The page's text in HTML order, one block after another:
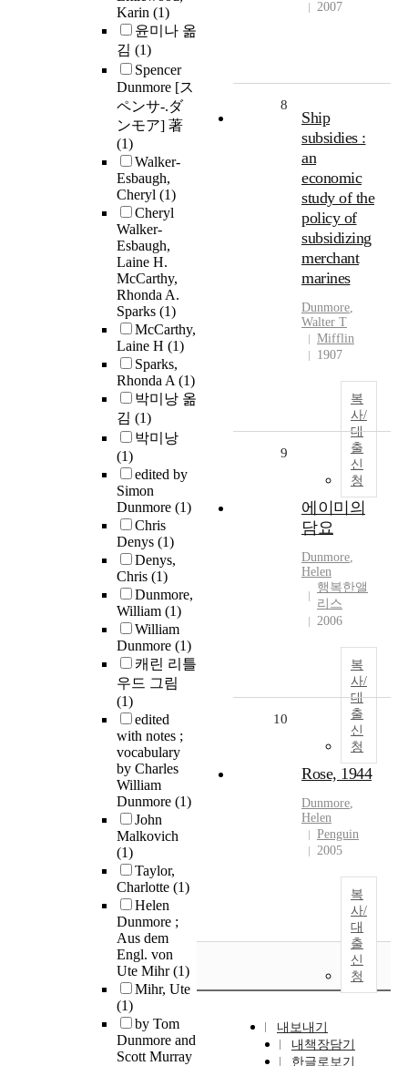
Karin (1)
윤미나 옮
김 (1)
Spencer
Dunmore [ス
ペンサ-.ダ
ンモア] 著
(1)
Walker-
Esbaugh,
Cheryl (1)
Cheryl
Walker-
Esbaugh,
Laine H.
McCarthy,
Rhonda A.
Sparks (1)
McCarthy,
Laine H (1)
Sparks,
Rhonda A(1)
박미낭 옮
김 (1)
박미낭
(1)
edited by
Simon
Dunmore (1)
Chris
Denys (1)
Denys,
Chris (1)
Dunmore,
William (1)
William
Dunmore (1)
캐린 리틀
우드 그림
(1)
edited
with notes ;
vocabulary
by Charles
William
Dunmore (1)
John
Malkovich
(1)
Taylor,
Charlotte (1)
Helen
Dunmore ;
Aus dem
Engl. von
Ute Mihr(1)
Mihr, Ute
(1)
by Tom
Dunmore and
Scott Murray
2007
8
Ship
subsidies :
an
economic
study of the
policy of
subsidizing
merchant
marines
Dunmore,
Walter T
Mifflin
1907
복
사/
대
출
신
청
9
에이미의
담요
Dunmore,
Helen
행복한앨
리스
2006
복
사/
대
출
신
청
10
Rose, 1944
Dunmore,
Helen
Penguin
2005
복
사/
대
출
신
청
내보내기
내책장담기
한글로보기